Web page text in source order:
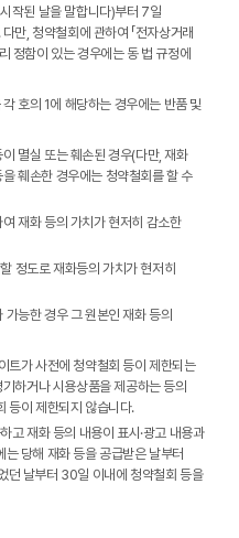
작된 날을 말합니다)부터 7일
만, 청약철회에 관하여 「전자상거래
정함이 있는 경우에는 동 법 규정에
호의 1에 해당하는 경우에는 반품 및
멸실 또는 훼손된 경우(다만, 재화
훼손한 경우에는 청약철회를 할 수
재화 등의 가치가 현저히 감소한
정도로 재화등의 가치가 현저히
능한 경우 그 원본인 재화 등의
가 사전에 청약철회 등이 제한되는
하거나 시용상품을 제공하는 등의
등이 제한되지 않습니다.
고 재화 등의 내용이 표시·광고 내용과
당해 재화 등을 공급받은 날부터
던 날부터 30일 이내에 청약철회 등을